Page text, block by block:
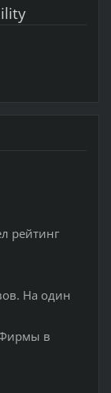
рейтинг
На один
в